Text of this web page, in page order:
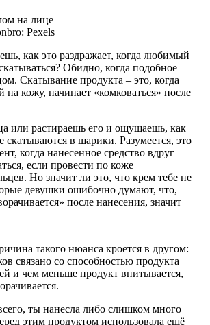
Pexels
как это раздражает, когда любимый
Обидно, когда подобное
Скатывание продукта – это, когда
кожу, начинает «комковаться» после
или растираешь его и ощущаешь, как
скатываются в шарики. Разумеется, это
когда нанесенное средство вдруг
если провести по коже
Но значит ли это, что крем тебе не
девушки ошибочно думают, что,
после нанесения, значит
такого нюанса кроется в другом:
связано со способностью продукта
и чем меньше продукт впитывается,
ты нанесла либо слишком много
этим продуктом использовала ещё